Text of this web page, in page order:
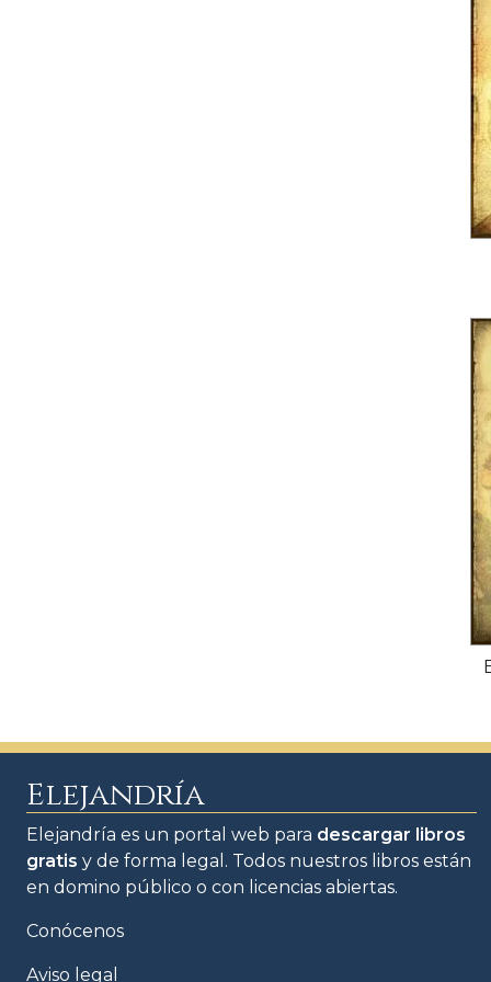
Elejandría
Elejandría es un portal web para descargar libros
gratis y de forma legal. Todos nuestros libros están
en domino público o con licencias abiertas.
Conócenos
Aviso legal